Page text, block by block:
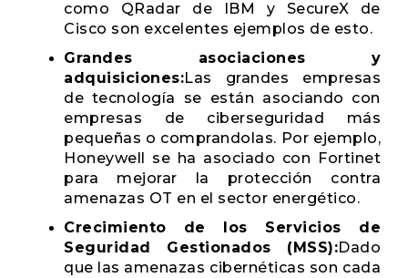
como QRadar de IBM y SecureX de
Cisco son excelentes ejemplos de esto.
Grandes asociaciones y
adquisiciones:Las grandes empresas
de tecnología se están asociando con
empresas de ciberseguridad más
pequeñas o comprandolas. Por ejemplo,
Honeywell se ha asociado con Fortinet
para mejorar la protección contra
amenazas OT en el sector energético.
Crecimiento de los Servicios de
Seguridad Gestionados (MSS):Dado
que las amenazas cibernéticas son cada